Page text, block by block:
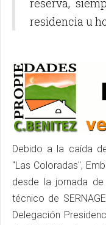
reserva,
residencia u
Debido a la caída
"Las Coloradas",
desde la jornada
técnico de
Delegación